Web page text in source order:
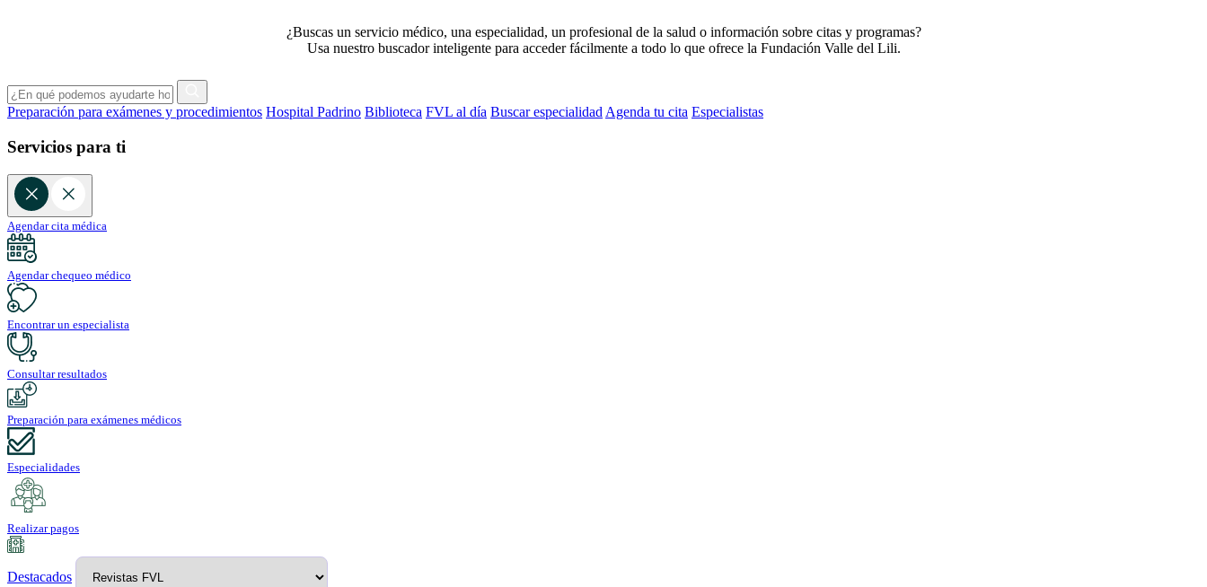
¿Buscas un servicio médico, una especialidad, un profesional de la salud o información sobre citas y programas?
Usa nuestro buscador inteligente para acceder fácilmente a todo lo que ofrece la Fundación Valle del Lili.
Preparación para exámenes y procedimientos Hospital Padrino Biblioteca FVL al día Buscar especialidad Agenda tu cita Especialistas
Servicios para ti
Agendar cita médica
Agendar chequeo médico
Encontrar un especialista
Consultar resultados
Preparación para exámenes médicos
Especialidades
Realizar pagos
Destacados